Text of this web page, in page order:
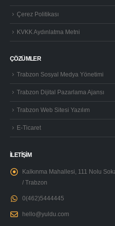
Çerez Politikası
KVKK Aydınlatma Metni
ÇÖZÜMLER
Trabzon Sosyal Medya Yönetimi
Trabzon Dijital Pazarlama Ajansı
Trabzon Web Sitesi Yazılım
E-Ticaret
İLETİŞİM
Kalkınma Mahallesi, 111 Nolu
/ Trabzon
0(462)5444445
hello@yuldu.com